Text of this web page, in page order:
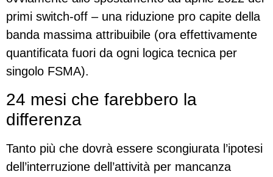
primi switch-off – una riduzione pro capite della
banda massima attribuibile (ora effettivamente
quantificata fuori da ogni logica tecnica per
singolo FSMA).
24 mesi che farebbero la
differenza
Tanto più che dovrà essere scongiurata l’ipotesi
dell’interruzione dell’attività per mancanza